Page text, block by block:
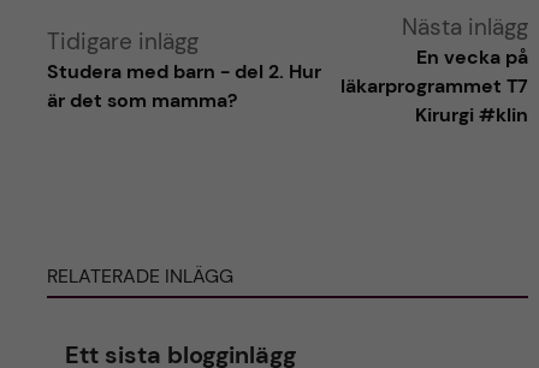
i
n
l
t
r
i
Tidigare inlägg
Studera med barn - del 2. Hur
är det som mamma?
Nästa inlägg
En vecka på
läkarprogrammet T7
Kirurgi #klin
RELATERADE INLÄGG
Ett sista blogginlägg